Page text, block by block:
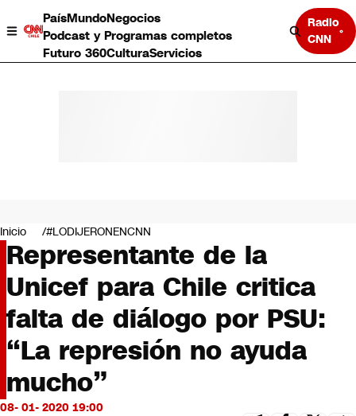
PaísMundoNegocios
Podcast y Programas completos
Futuro 360CulturaServicios
Radio
CNN
Negocios
Deportes
Programas completos
Cultura
Servicios
Bits
CNN tiempo
Futuro 360
Opinión
Inicio #LODIJERONENCNN
Representante de la
Unicef para Chile critica
falta de diálogo por PSU:
“La represión no ayuda
mucho”
08- 01- 2020 19:00